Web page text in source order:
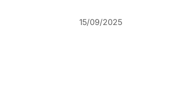
15/09/2025